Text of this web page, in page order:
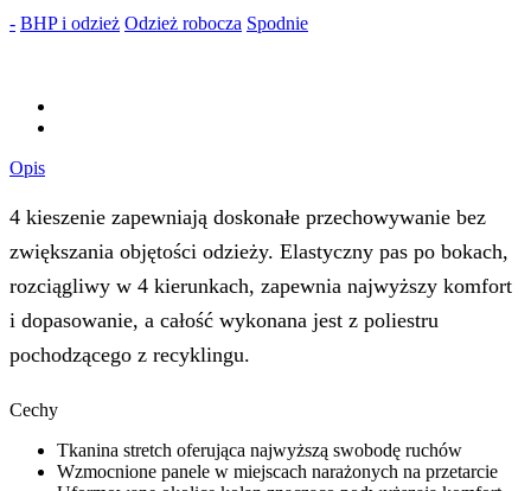
- BHP i odzież Odzież robocza Spodnie
Opis
4 kieszenie zapewniają doskonałe przechowywanie bez
zwiększania objętości odzieży. Elastyczny pas po bokach,
rozciągliwy w 4 kierunkach, zapewnia najwyższy komfort
i dopasowanie, a całość wykonana jest z poliestru
pochodzącego z recyklingu.
Cechy
Tkanina stretch oferująca najwyższą swobodę ruchów
Wzmocnione panele w miejscach narażonych na przetarcie